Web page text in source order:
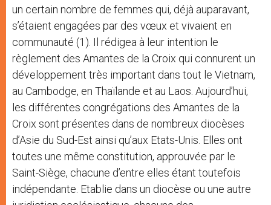
un certain nombre de femmes qui, déjà auparavant,
s’étaient engagées par des vœux et vivaient en
communauté (1). Il rédigea à leur intention le
règlement des Amantes de la Croix qui connurent un
développement très important dans tout le Vietnam,
au Cambodge, en Thaïlande et au Laos. Aujourd’hui,
les différentes congrégations des Amantes de la
Croix sont présentes dans de nombreux diocèses
d’Asie du Sud-Est ainsi qu’aux Etats-Unis. Elles ont
toutes une même constitution, approuvée par le
Saint-Siège, chacune d’entre elles étant toutefois
indépendante. Etablie dans un diocèse ou une autre